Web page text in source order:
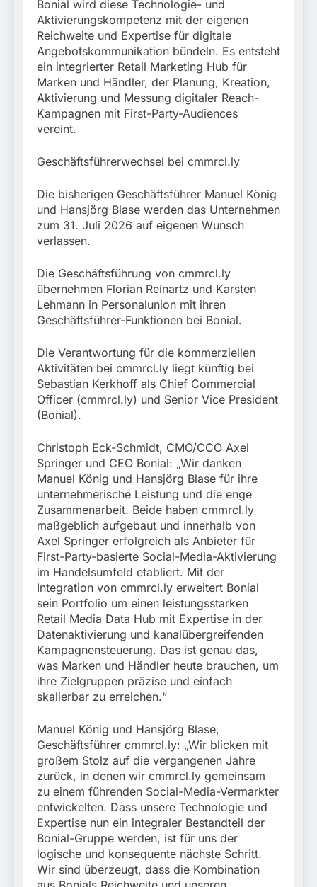
Bonial wird diese Technologie- und
Aktivierungskompetenz mit der eigenen
Reichweite und Expertise für digitale
Angebotskommunikation bündeln. Es entsteht
ein integrierter Retail Marketing Hub für
Marken und Händler, der Planung, Kreation,
Aktivierung und Messung digitaler Reach-
Kampagnen mit First-Party-Audiences
vereint.
Geschäftsführerwechsel bei cmmrcl.ly
Die bisherigen Geschäftsführer Manuel König
und Hansjörg Blase werden das Unternehmen
zum 31. Juli 2026 auf eigenen Wunsch
verlassen.
Die Geschäftsführung von cmmrcl.ly
übernehmen Florian Reinartz und Karsten
Lehmann in Personalunion mit ihren
Geschäftsführer-Funktionen bei Bonial.
Die Verantwortung für die kommerziellen
Aktivitäten bei cmmrcl.ly liegt künftig bei
Sebastian Kerkhoff als Chief Commercial
Officer (cmmrcl.ly) und Senior Vice President
(Bonial).
Christoph Eck-Schmidt, CMO/CCO Axel
Springer und CEO Bonial: „Wir danken
Manuel König und Hansjörg Blase für ihre
unternehmerische Leistung und die enge
Zusammenarbeit. Beide haben cmmrcl.ly
maßgeblich aufgebaut und innerhalb von
Axel Springer erfolgreich als Anbieter für
First-Party-basierte Social-Media-Aktivierung
im Handelsumfeld etabliert. Mit der
Integration von cmmrcl.ly erweitert Bonial
sein Portfolio um einen leistungsstarken
Retail Media Data Hub mit Expertise in der
Datenaktivierung und kanalübergreifenden
Kampagnensteuerung. Das ist genau das,
was Marken und Händler heute brauchen, um
ihre Zielgruppen präzise und einfach
skalierbar zu erreichen.“
Manuel König und Hansjörg Blase,
Geschäftsführer cmmrcl.ly: „Wir blicken mit
großem Stolz auf die vergangenen Jahre
zurück, in denen wir cmmrcl.ly gemeinsam
zu einem führenden Social-Media-Vermarkter
entwickelten. Dass unsere Technologie und
Expertise nun ein integraler Bestandteil der
Bonial-Gruppe werden, ist für uns der
logische und konsequente nächste Schritt.
Wir sind überzeugt, dass die Kombination